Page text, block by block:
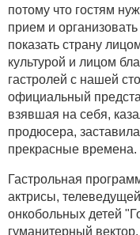
потому что гостям
прием и
показать страну
культурой и лицом
гастролей с нашей
официальный
взявшая на себя,
продюсера,
прекрасные времена.
Гастрольная
актрисы,
онкобольных детей
гуманитерный